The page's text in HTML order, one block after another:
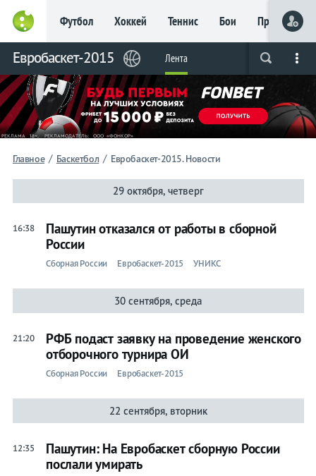
Футбол Хоккей Теннис Бои Прочие
Live Вся лента Прогнозы Букмекеры
Евробаскет-2015 Лента
Главное / Баскетбол / Евробаскет-2015. Новости
29 октября, четверг
16:38
Пашутин отказался от работы в сборной
России
Сборная России Евробаскет-2015 УНИКС
30 сентября, среда
21:20
РФБ подаст заявку на проведение женского
отборочного турнира ОИ
Сборная России Евробаскет-2015
22 сентября, вторник
12:35
Пашутин: На Евробаскет сборную России
послали умирать
Главное
Лента
Календари
Прогнозы
Трансферы
Live
Фрибет
до 15
000 ₽
игрокам, без
Футбол
Live
РПЛ
Примера
Лига
Европы
Хоккей